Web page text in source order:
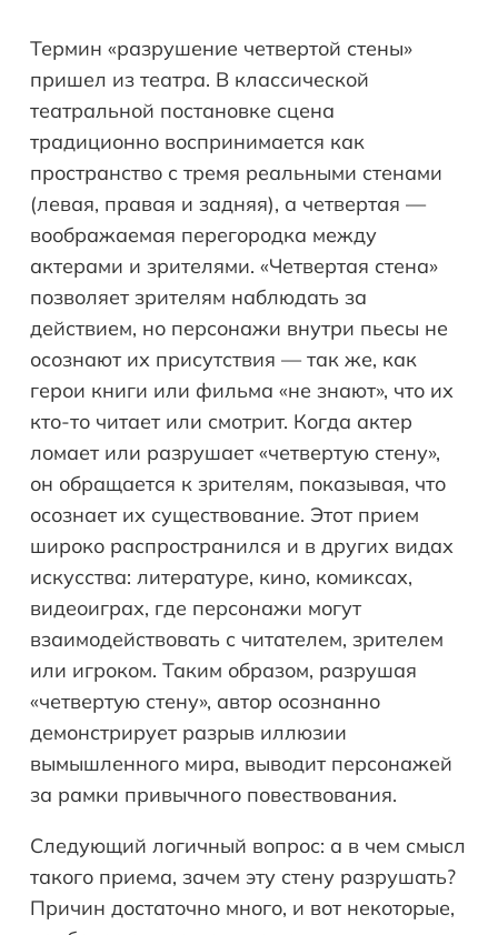
Термин «разрушение четвертой стены»
пришел из театра. В классической
театральной постановке сцена
традиционно воспринимается как
пространство с тремя реальными стенами
(левая, правая и задняя), а четвертая —
воображаемая перегородка между
актерами и зрителями. «Четвертая стена»
позволяет зрителям наблюдать за
действием, но персонажи внутри пьесы не
осознают их присутствия — так же, как
герои книги или фильма «не знают», что их
кто-то читает или смотрит. Когда актер
ломает или разрушает «четвертую стену»,
он обращается к зрителям, показывая, что
осознает их существование. Этот прием
широко распространился и в других видах
искусства: литературе, кино, комиксах,
видеоиграх, где персонажи могут
взаимодействовать с читателем, зрителем
или игроком. Таким образом, разрушая
«четвертую стену», автор осознанно
демонстрирует разрыв иллюзии
вымышленного мира, выводит персонажей
за рамки привычного повествования.
Следующий логичный вопрос: а в чем смысл
такого приема, зачем эту стену разрушать?
Причин достаточно много, и вот некоторые,